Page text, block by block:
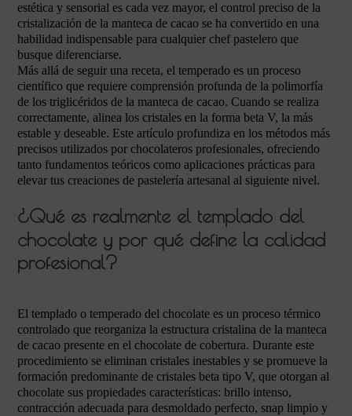
estética y sensorial es cada vez mayor, el control preciso de la
cristalización de la manteca de cacao se ha convertido en una
habilidad indispensable para cualquier chef pastelero que
busque diferenciarse.
Más allá de seguir una receta, el temperado es un proceso
científico que requiere comprensión profunda de la polimorfía
de los triglicéridos de la manteca de cacao. Cuando se realiza
correctamente, alinea los cristales en la forma beta V, la más
estable y deseable. Este artículo profundiza en los métodos más
precisos utilizados por chocolateros profesionales, ofreciendo
tanto fundamentos teóricos como aplicaciones prácticas para
elevar tus creaciones de pastelería artesanal al siguiente nivel.
¿Qué es realmente el templado del
chocolate y por qué define la calidad
profesional?
El templado o temperado del chocolate es un proceso térmico
controlado que reorganiza la estructura cristalina de la manteca
de cacao presente en el chocolate de cobertura. Durante este
procedimiento se eliminan cristales inestables y se promueve la
formación predominante de cristales beta tipo V, que otorgan al
chocolate sus propiedades características: brillo intenso,
contracción adecuada para desmoldado perfecto, snap limpio y